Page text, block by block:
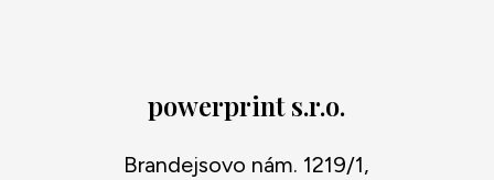
powerprint s.r.o.
Brandejsovo nám. 1219/1,